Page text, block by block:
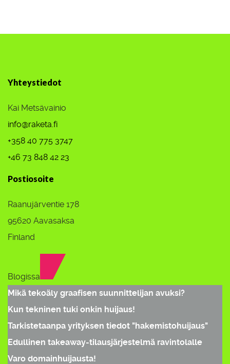
Yhteystiedot
Kai Metsävainio
info@raketa.fi
+358 40 775 3747
+46 73 848 42 23
Postiosoite
Raanujärventie 178
95620 Aavasaksa
Finland
Blogissa
Mikä tekoäly graafisen suunnittelijan avuksi?
Kun tekninen tuki onkin huijaus!
Tarkistetaanpa yrityksen tiedot "hakemistohuijaus"
Edullinen takeaway-tilausjärjestelmä ravintolalle
Varo domainhuijausta!